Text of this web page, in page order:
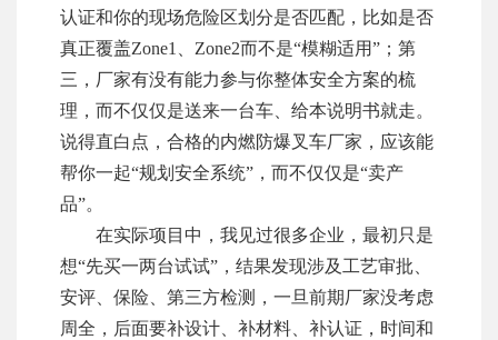
认证和你的现场危险区划分是否匹配，比如是否
真正覆盖Zone1、Zone2而不是“模糊适用”；第
三，厂家有没有能力参与你整体安全方案的梳
理，而不仅仅是送来一台车、给本说明书就走。
说得直白点，合格的内燃防爆叉车厂家，应该能
帮你一起“规划安全系统”，而不仅仅是“卖产
品”。
在实际项目中，我见过很多企业，最初只是
想“先买一两台试试”，结果发现涉及工艺审批、
安评、保险、第三方检测，一旦前期厂家没考虑
周全，后面要补设计、补材料、补认证，时间和